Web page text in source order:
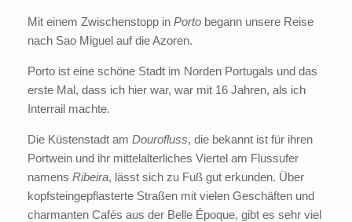
Mit einem Zwischenstopp in Porto begann unsere Reise
nach Sao Miguel auf die Azoren.
Porto ist eine schöne Stadt im Norden Portugals und das
erste Mal, dass ich hier war, war mit 16 Jahren, als ich
Interrail machte.
Die Küstenstadt am Dourofluss, die bekannt ist für ihren
Portwein und ihr mittelalterliches Viertel am Flussufer
namens Ribeira, lässt sich zu Fuß gut erkunden. Über
kopfsteingepflasterte Straßen mit vielen Geschäften und
charmanten Cafés aus der Belle Époque, gibt es sehr viel